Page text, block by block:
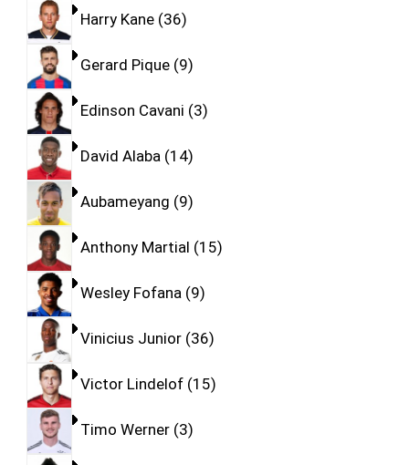
Harry Kane 36
Gerard Pique 9
Edinson Cavani 3
David Alaba 14
Aubameyang 9
Anthony Martial 15
Wesley Fofana 9
Vinicius Junior 36
Victor Lindelof 15
Timo Werner 3